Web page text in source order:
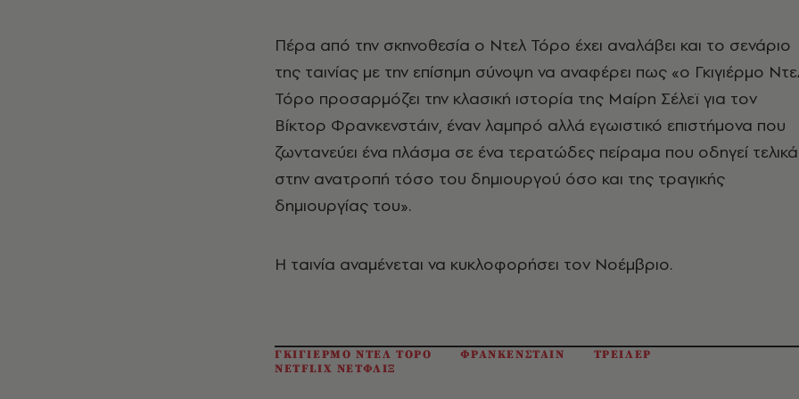
Πέρα από την σκηνοθεσία ο Ντελ Τόρο έχει αναλάβει και το σενάριο
της ταινίας με την επίσημη σύνοψη να αναφέρει πως «ο Γκιγιέρμο
Τόρο προσαρμόζει την κλασική ιστορία της Μαίρη Σέλεϊ για τον
Βίκτορ Φρανκενστάιν, έναν λαμπρό αλλά εγωιστικό επιστήμονα που
ζωντανεύει ένα πλάσμα σε ένα τερατώδες πείραμα που οδηγεί τελικά
στην ανατροπή τόσο του δημιουργού όσο και της τραγικής
δημιουργίας του».
H ταινία αναμένεται να κυκλοφορήσει τον Νοέμβριο.
ΓΚΙΓΙΕΡΜΟ ΝΤΕΛ ΤΟΡΟ ΦΡΑΝΚΕΝΣΤΑΙΝ
ΤΡΕΙΛΕΡ
NETFLIX ΝΕΤΦΛΙΞ